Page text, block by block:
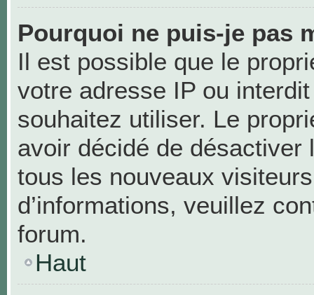
Pourquoi ne puis-je pas
Il est possible que le
votre adresse IP ou
souhaitez utiliser. Le
avoir décidé de désactiver
tous les nouveaux
d’informations, veuillez
forum.
Haut